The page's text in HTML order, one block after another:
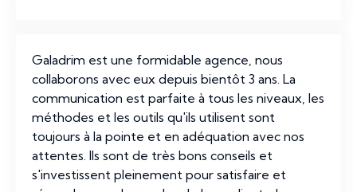
Galadrim est une formidable agence, nous
collaborons avec eux depuis bientôt 3 ans. La
communication est parfaite à tous les niveaux, les
méthodes et les outils qu'ils utilisent sont
toujours à la pointe et en adéquation avec nos
attentes. Ils sont de très bons conseils et
s'investissent pleinement pour satisfaire et